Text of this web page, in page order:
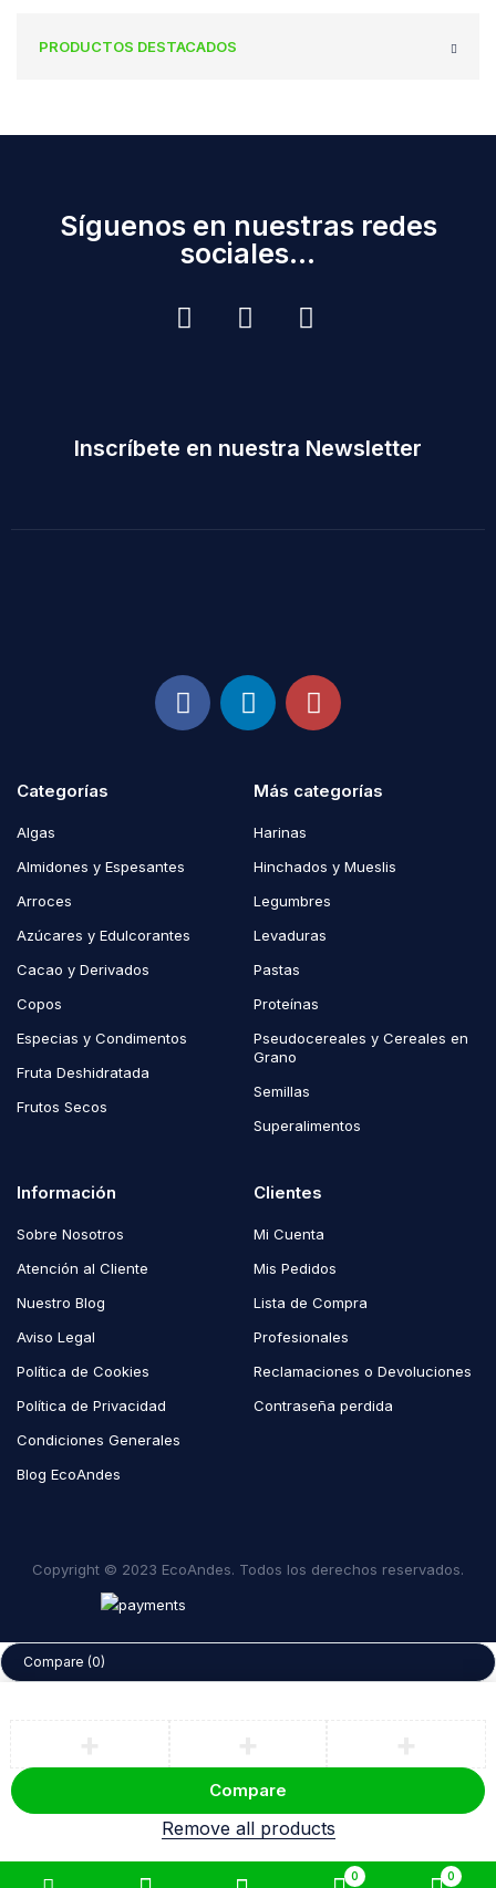
PRODUCTOS DESTACADOS
Síguenos en nuestras redes
sociales...
Inscríbete en nuestra Newsletter
Categorías
Algas
Almidones y Espesantes
Arroces
Azúcares y Edulcorantes
Cacao y Derivados
Copos
Especias y Condimentos
Fruta Deshidratada
Frutos Secos
Más categorías
Harinas
Hinchados y Mueslis
Legumbres
Levaduras
Pastas
Proteínas
Pseudocereales y Cereales en
Grano
Semillas
Superalimentos
Información
Sobre Nosotros
Atención al Cliente
Nuestro Blog
Aviso Legal
Política de Cookies
Política de Privacidad
Condiciones Generales
Blog EcoAndes
Clientes
Mi Cuenta
Mis Pedidos
Lista de Compra
Profesionales
Reclamaciones o Devoluciones
Contraseña perdida
Copyright © 2023 EcoAndes. Todos los derechos reservados.
0 0
Compare (0)
Compare
Remove all products